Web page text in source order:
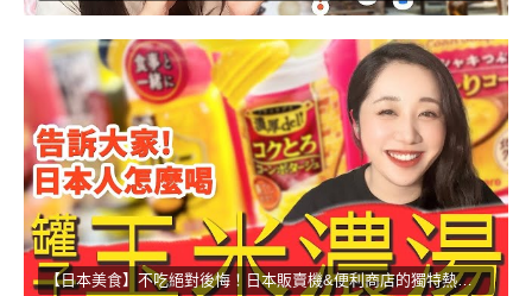
【日本美食】不吃絕對後悔！日本販賣機&便利商店的獨特熱食！